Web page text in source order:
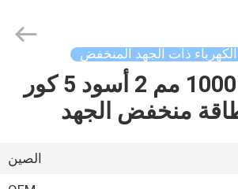
الكهرباء ذات الجهد المنخفض
800 مم 2 1000 مم 2 أسود 5 كور
منخفض الجهد
الصين